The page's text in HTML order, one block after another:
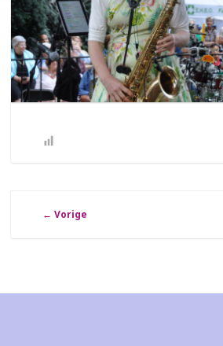
← Vorige